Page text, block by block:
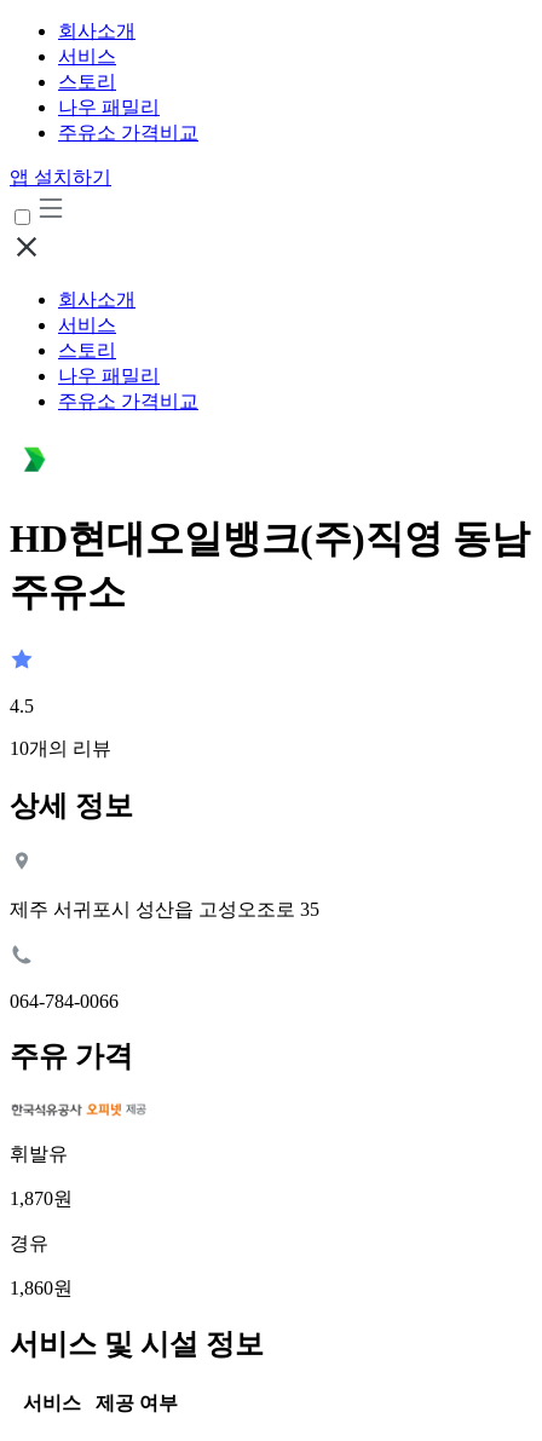
회사소개
서비스
스토리
나우 패밀리
주유소 가격비교
앱 설치하기
회사소개
서비스
스토리
나우 패밀리
주유소 가격비교
HD현대오일뱅크(주)직영 동남
주유소
4.5
10개의 리뷰
상세 정보
제주 서귀포시 성산읍 고성오조로 35
064-784-0066
주유 가격
휘발유
1,870원
경유
1,860원
서비스 및 시설 정보
서비스 제공 여부